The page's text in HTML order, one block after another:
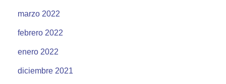
marzo 2022
febrero 2022
enero 2022
diciembre 2021